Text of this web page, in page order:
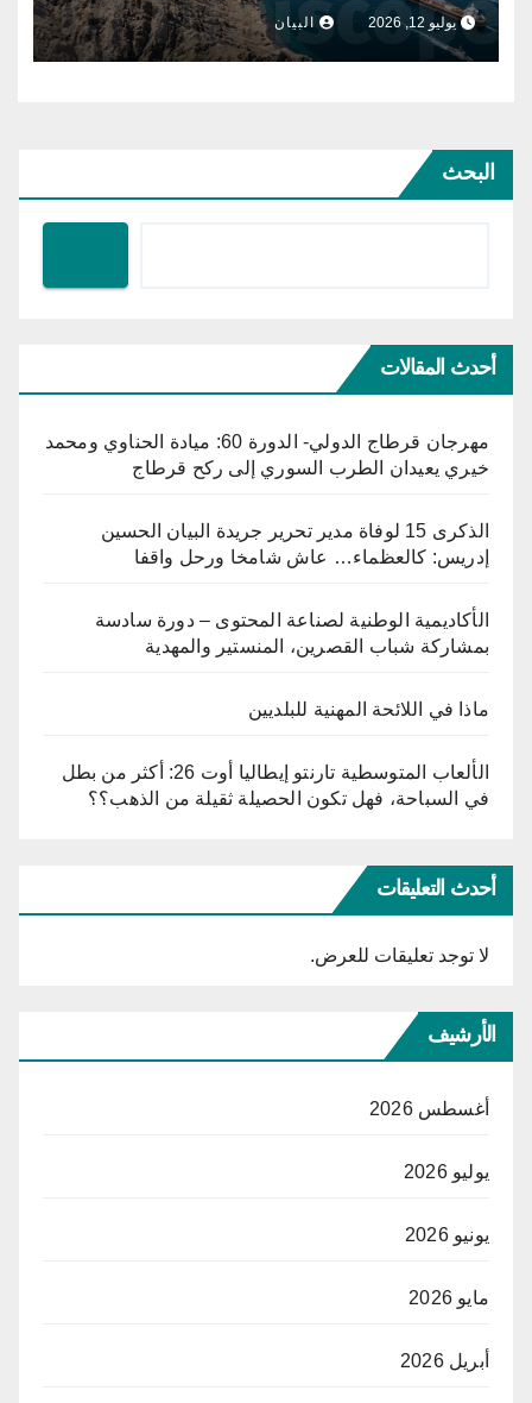
يوليو 12, 2026 البيان
البحث
أحدث المقالات
مهرجان قرطاج الدولي- الدورة 60: ميادة الحناوي ومحمد
خيري يعيدان الطرب السوري إلى ركح قرطاج
الذكرى 15 لوفاة مدير تحرير جريدة البيان الحسين
إدريس: كالعظماء… عاش شامخا ورحل واقفا
الأكاديمية الوطنية لصناعة المحتوى – دورة سادسة
بمشاركة شباب القصرين، المنستير والمهدية
ماذا في اللائحة المهنية للبلديين
الألعاب المتوسطية تارنتو إيطاليا أوت 26: أكثر من بطل
في السباحة، فهل تكون الحصيلة ثقيلة من الذهب؟؟
أحدث التعليقات
لا توجد تعليقات للعرض.
الأرشيف
أغسطس 2026
يوليو 2026
يونيو 2026
مايو 2026
أبريل 2026